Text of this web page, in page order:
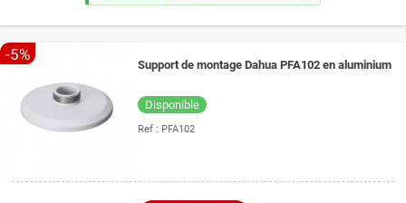
-5%
Support de montage Dahua PFA102 en aluminium
Disponible
Ref : PFA102